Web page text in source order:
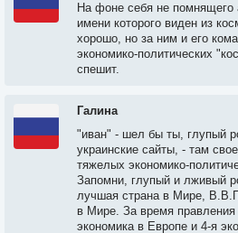
На фоне себя не помнящего
имени которого виден из
хорошо, но за ним и его
экономико-политических
спешит.
Галина
"иван" - шел бы ты, глупый
украинские сайты, - там
тяжелых экономико-
Запомни, глупый и лживый
лучшая страна в Мире,
в Мире. За время
экономика в Европе и 4-я